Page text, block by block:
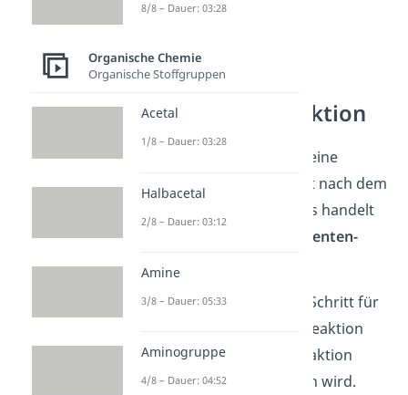
Grundlagen
der Mannich Reaktion
Die Mannich Reaktion ist eine
Namensreaktion, benannt nach dem
Chemiker Carl Mannich. Es handelt
Dreikomponenten-
Kondensation
Schauen wir uns das mal Schritt für
Schritt an: Kondensationreaktion
bedeutet, dass bei der Reaktion
Wasser (H2O) abgespalten wird.
8/8 – Dauer: 03:28
Organische Chemie
Organische Stoffgruppen
Acetal
1/8 – Dauer: 03:28
Halbacetal
2/8 – Dauer: 03:12
Amine
3/8 – Dauer: 05:33
Aminogruppe
4/8 – Dauer: 04:52